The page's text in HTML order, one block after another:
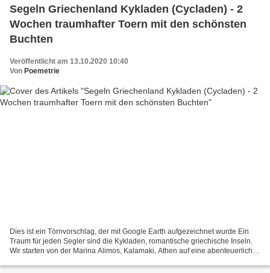
Segeln Griechenland Kykladen (Cycladen) - 2
Wochen traumhafter Toern mit den schönsten
Buchten
Veröffentlicht am 13.10.2020 10:40
Von Poemetrie
Dies ist ein Törnvorschlag, der mit Google Earth aufgezeichnet wurde Ein
Traum für jeden Segler sind die Kykladen, romantische griechische Inseln.
Wir starten von der Marina Alimos, Kalamaki, Athen auf eine abenteuerliche